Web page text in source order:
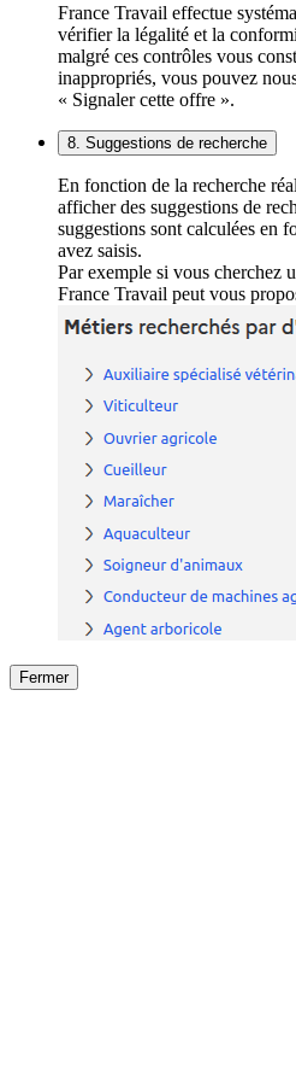
France Travail effectue
vérifier la légalité et la
malgré ces contrôles vous
inappropriés, vous pouvez
« Signaler cette offre ».
8. Suggestions de recherche
En fonction de la recherche
afficher des suggestions de
suggestions sont calculées en
avez saisis.
Par exemple si vous cherchez
France Travail peut vous
Fermer